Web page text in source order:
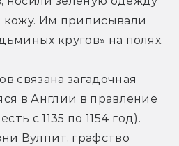
Им приписывали
кругов» на полях.
связана загадочная
в Англии в правление
с 1135 по 1154 год).
Вулпит, графство